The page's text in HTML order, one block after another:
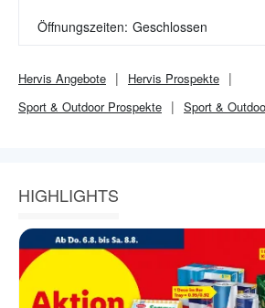
Öffnungszeiten: Geschlossen
Hervis Angebote Hervis Prospekte
Sport & OutdoorProspekte Sport &
HIGHLIGHTS